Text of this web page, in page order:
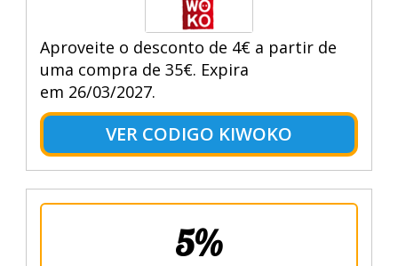
Aproveite o desconto de 4€ a partir de
uma compra de 35€. Expira
em 26/03/2027.
VER CODIGO KIWOKO
5%